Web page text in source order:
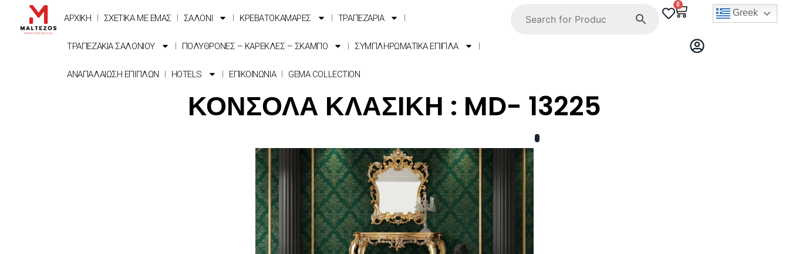
ΑΡΧΙΚΗ ΣΧΕΤΙΚΑ ΜΕ ΕΜΑΣ ΣΑΛΟΝΙ ΚΡΕΒΑΤΟΚΑΜΑΡΕΣ ΤΡΑΠΕΖΑΡΙΑ
ΤΡΑΠΕΖΑΚΙΑ ΣΑΛΟΝΙΟΥ ΠΟΛΥΘΡΟΝΕΣ – ΚΑΡΕΚΛΕΣ – ΣΚΑΜΠΟ ΣΥΜΠΛΗΡΩΜΑΤΙΚΑ ΕΠΙΠΛΑ
ΑΝΑΠΑΛΑΙΩΣΗ ΕΠΙΠΛΩΝ HOTELS ΕΠΙΚΟΙΝΩΝΙΑ GEMA COLLECTION
0
Greek
ΚΟΝΣΟΛΑ ΚΛΑΣΙΚΗ : MD- 13225